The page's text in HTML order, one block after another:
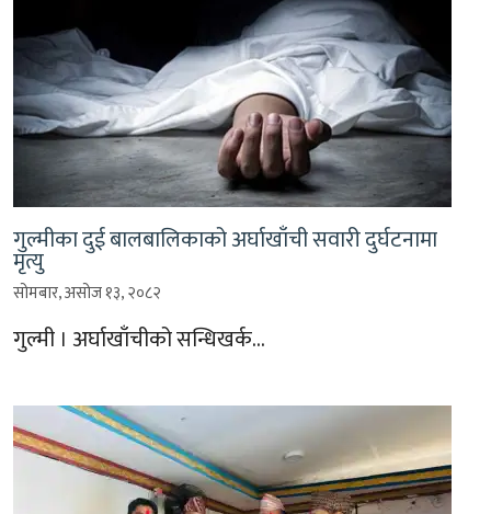
गुल्मीका दुई बालबालिकाको अर्घाखाँची सवारी दुर्घटनामा
मृत्यु
सोमबार, असोज १३, २०८२
गुल्मी । अर्घाखाँचीको सन्धिखर्क…